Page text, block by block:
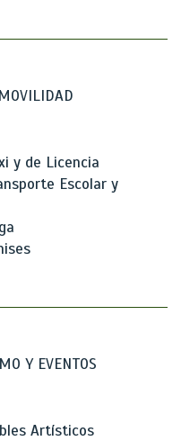
y de Licencia
Escolar y
Y EVENTOS
Artísticos